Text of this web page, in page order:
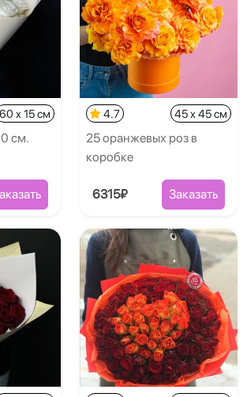
60 x 15 см
см.
4.7 45 x 45 см
25 оранжевых роз в
коробке
6315₽ Заказать